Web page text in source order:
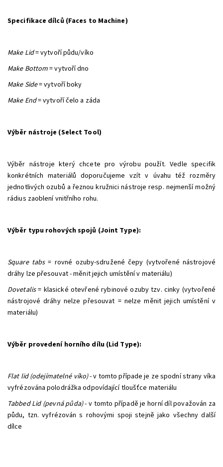
Specifikace dílců (Faces to Machine)
Make Lid= vytvoří půdu/víko
Make Bottom= vytvoří dno
Make Side= vytvoří boky
Make End= vytvoří čelo a záda
Výběr nástroje (Select Tool)
Výběr nástroje který chcete pro výrobu použít. Vedle specifik
konkrétních materiálů doporučujeme vzít v úvahu též rozměry
jednotlivých ozubů a řeznou kružnici nástroje resp. nejmenší možný
rádius zaoblení vnitřního rohu.
Výběr typu rohových spojů (Joint Type):
Square tabs= rovné ozuby-sdružené čepy (vytvořené nástrojové
dráhy lze přesouvat - měnit jejich umístění v materiálu)
Dovetalis= klasické otevřené rybinové ozuby tzv. cinky (vytvořené
nástrojové dráhy nelze přesouvat = nelze měnit jejich umístění v
materiálu)
Výběr provedení horního dílu (Lid Type):
Flat lid (odejímatelné víko)- v tomto případe je ze spodní strany víka
vyfrézována polodrážka odpovídající tloušťce materiálu
Tabbed Lid (pevná půda)- v tomto případě je horní díl považován za
půdu, tzn. vyfrézován s rohovými spoji stejně jako všechny další
dílce